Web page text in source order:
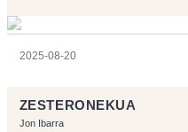
2025-08-20
ZESTERONEKUA
Jon Ibarra